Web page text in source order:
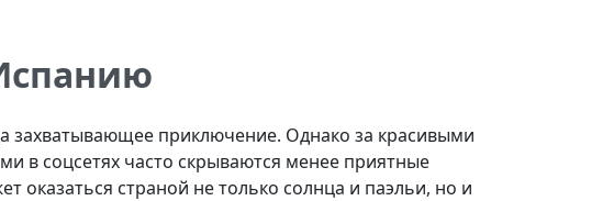
захватывающее приключение. Однако за красивыми
в соцсетях часто скрываются менее приятные
страной не только солнца и паэльи, но и